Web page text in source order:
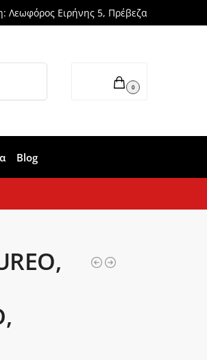
Λεωφόρος Ειρήνης 5, Πρέβεζα
0
Blog